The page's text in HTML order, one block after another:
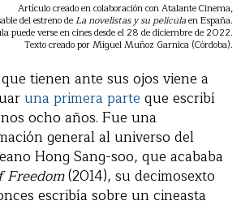
Artículo creado en colaboración con Atalante Cinema,
del estreno deLa novelistas y su películaen España.
puede verse en cines desde el 28 de diciembre de 2022.
Texto creado por Miguel Muñoz Garnica (Córdoba).
tienen ante sus ojos viene a
una primera parte que escribí
ocho años. Fue una
general al universo del
Hong Sang-soo, que acababa
(2014), su decimosexto
escribía sobre un cineasta